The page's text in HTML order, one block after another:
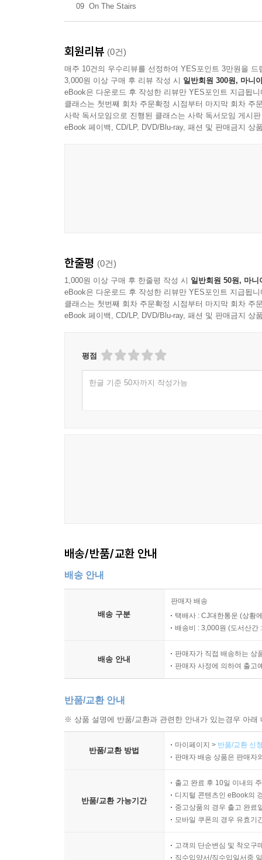
09 On The Stairs
회원리뷰 (0건)
매주 10건의 우수리뷰를 선정하여 YES포인트 3만원을 드
3,000원 이상 구매 후 리뷰 작성 시 일반회원 300원, 마니
eBook은 다운로드 후 작성한 리뷰만 YES포인트 지급됩니
클래스는 첫번째 회차 주문확정 시점부터 마지막 회차 주
사락 독서모임으로 진행된 클래스는 사락 독서모임 게시
eBook 페이백, CD/LP, DVD/Blu-ray, 패션 및 판매금지 상
한줄평 (0건)
1,000원 이상 구매 후 한줄평 작성 시 일반회원 50원, 마니
eBook은 다운로드 후 작성한 리뷰만 YES포인트 지급됩니
클래스는 첫번째 회차 주문확정 시점부터 마지막 회차 주
eBook 페이백, CD/LP, DVD/Blu-ray, 패션 및 판매금지 상
평점
한글 기준 50자까지 작성가능
배송/반품/교환 안내
배송 안내
배송 구분
판매자 배송
택배사 : CJ대한통운 (상황
배송비 : 3,000원 (도서산간
배송 안내
판매자가 직접 배송하는 상
판매자 사정에 의하여 출고
반품/교환 안내
※ 상품 설명에 반품/교환과 관련한 안내가 있는경우 아
반품/교환 방법
마이페이지 > 반품/교환 신
판매자 배송 상품은 판매자
반품/교환 가능기간
출고 완료 후 10일 이내의
디지털 콘텐츠인 eBook의
중고상품의 경우 출고 완료
모바일 쿠폰의 경우 유효기
고객의 단순변심 및 착오구
직수입양서/직수입일서중